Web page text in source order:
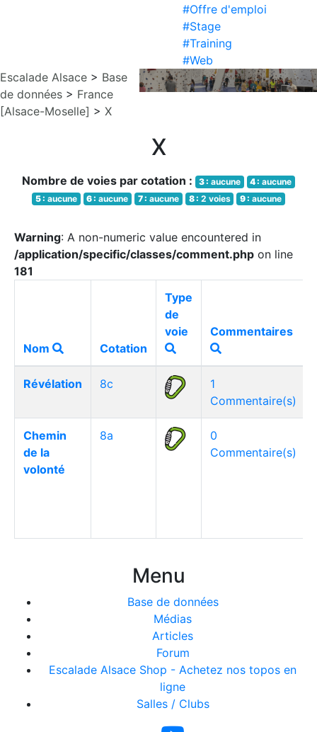
#Offre d'emploi
#Stage
#Training
#Web
Escalade Alsace > Base
de données > France
[Alsace-Moselle] > X
X
Nombre de voies par cotation : 3 : aucune 4 : aucune
5 : aucune 6 : aucune 7 : aucune 8 : 2 voies 9 : aucune
Warning: A non-numeric value encountered in
/application/specific/classes/comment.php on line
181
Nom Cotation
Type
de
voie
Commentaires
Révélation 8c
1
Commentaire(s)
Chemin
de la
volonté
8a
0
Commentaire(s)
Menu
Base de données
Médias
Articles
Forum
Escalade Alsace Shop - Achetez nos topos en
ligne
Salles / Clubs